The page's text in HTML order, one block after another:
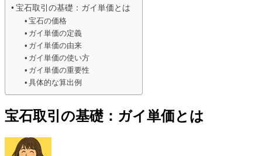
宝石取引の基礎：ガイ単価とは
宝石の価格
ガイ単価の定義
ガイ単価の由来
ガイ単価の使い方
ガイ単価の重要性
具体的な算出例
宝石取引の基礎：ガイ単価とは